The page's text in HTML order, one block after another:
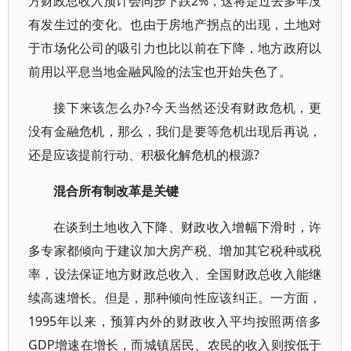
有发生过的变化。也由于房地产拐点的出现，土地对
于市场化公司的吸引力也比以前在下降，地方政府以
前用以平息当地金融风险的法宝也开始失色了。
接下来该怎么办?今天当然还没有财政危机，更
没有金融危机，那么，我们是要等危机出现后再说，
还是应该提前行动、积极化解危机的根源?
混合所有制改革是关键
在谈到土地收入下降、财政收入增幅下滑时，许
多专家都倾向于建议加大房产税、增加其它税种或税
率，设法保证地方财政总收入、全国财政总收入能继
续高速增长。但是，那种倾向性应该纠正。一方面，
1995年以来，预算内外的财政收入平均按照两倍多
GDP增速在增长，而城镇居民、农民的收入则按低于